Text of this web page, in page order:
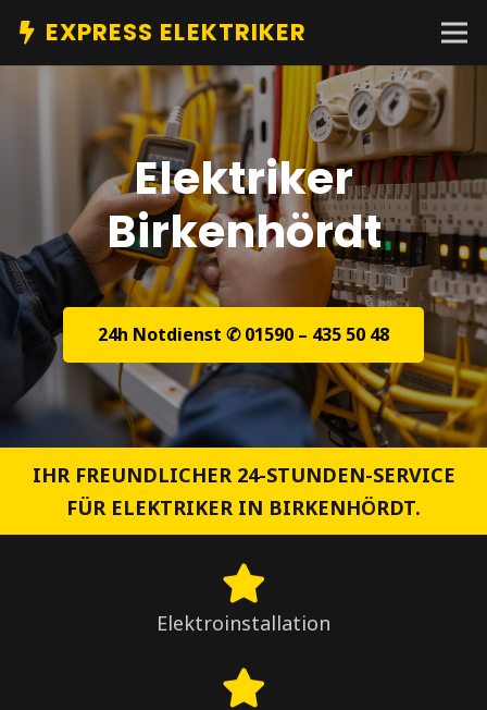
EXPRESS ELEKTRIKER
Elektriker
Birkenhördt
24h Notdienst ✆ 01590 – 435 50 48
IHR FREUNDLICHER 24-STUNDEN-SERVICE
FÜR ELEKTRIKER IN BIRKENHÖRDT.
Elektroinstallation